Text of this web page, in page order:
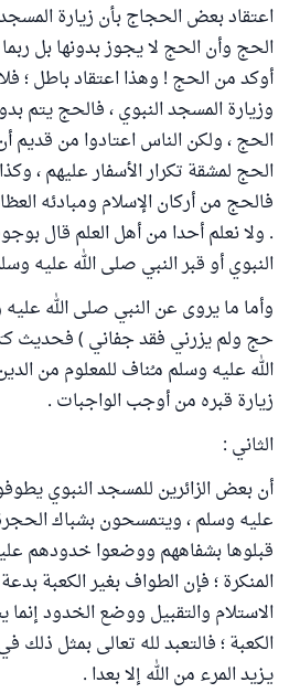
اعتقاد بعض الحجاج بأن زيارة
الحج وأن الحج لا يجوز بدونها بل
أوكد من الحج ! وهذا اعتقاد باطل ؛
وزيارة المسجد النبوي ، فالحج يتم
الحج ، ولكن الناس اعتادوا من قديم
الحج لمشقة تكرار الأسفار عليهم ،
فالحج من أركان الإسلام ومبادئه
. ولا نعلم أحدا من أهل العلم قال
النبوي أو قبر النبي صلى الله عليه
وأما ما يروى عن النبي صلى الله
حج ولم يزرني فقد جفاني ) فحديث
الله عليه وسلم مـُناف للمعلوم من
زيارة قبره من أوجب الواجبات .
الثاني :
أن بعض الزائرين للمسجد النبوي
عليه وسلم ، ويتمسحون بشباك الحجرة
قبلوها بشفاههم ووضعوا خدودهم
المنكرة ؛ فإن الطواف بغير الكعبة
الاستلام والتقبيل ووضع الخدود
الكعبة ؛ فالتعبد لله تعالى بمثل ذلك
يـزيد المرء من الله إلا بعدا .